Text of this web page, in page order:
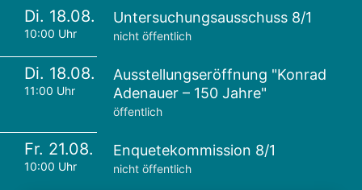
Di. 18.08.
10:00 Uhr
Untersuchungsausschuss 8/1
nicht öffentlich
Di. 18.08.
11:00 Uhr
Ausstellungseröffnung "Konrad
Adenauer – 150 Jahre"
öffentlich
Fr. 21.08.
10:00 Uhr
Enquetekommission 8/1
nicht öffentlich